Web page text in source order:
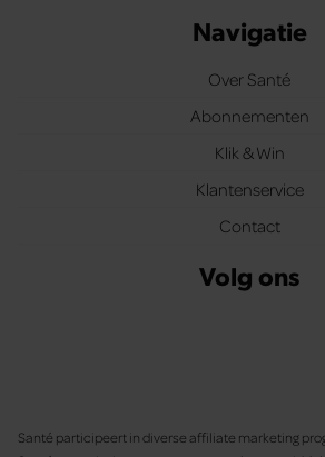
Navigatie
Over Santé
Abonnementen
Klik & Win
Klantenservice
Contact
Volg ons
Santé participeert in diverse affiliate marketing